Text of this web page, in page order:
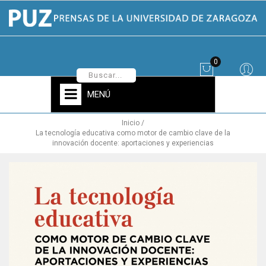
0
MENÚ
Inicio
La tecnología educativa como motor de cambio clave de la
innovación docente: aportaciones y experiencias